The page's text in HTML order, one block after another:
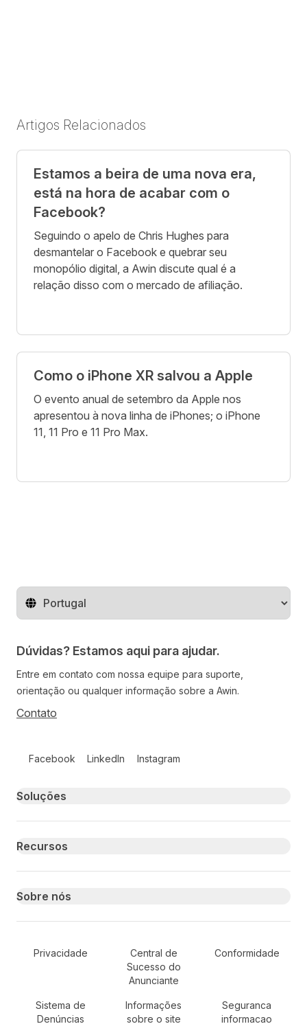
Artigos Relacionados
Estamos a beira de uma nova era,
está na hora de acabar com o
Facebook?
Seguindo o apelo de Chris Hughes para
desmantelar o Facebook e quebrar seu
monopólio digital, a Awin discute qual é a
relação disso com o mercado de afiliação.
Como o iPhone XR salvou a Apple
O evento anual de setembro da Apple nos
apresentou à nova linha de iPhones; o iPhone
11, 11 Pro e 11 Pro Max.
Mude o território
Dúvidas? Estamos aqui para ajudar.
Entre em contato com nossa equipe para suporte,
orientação ou qualquer informação sobre a Awin.
Contato
Facebook LinkedIn Instagram
Primary footer navigation
Soluções
Recursos
Sobre nós
Secondary Footer Navigation
Privacidade
Central de
Sucesso do
Anunciante
Conformidade
Sistema de
Denúncias
Informações
sobre o site
Seguranca
informacao